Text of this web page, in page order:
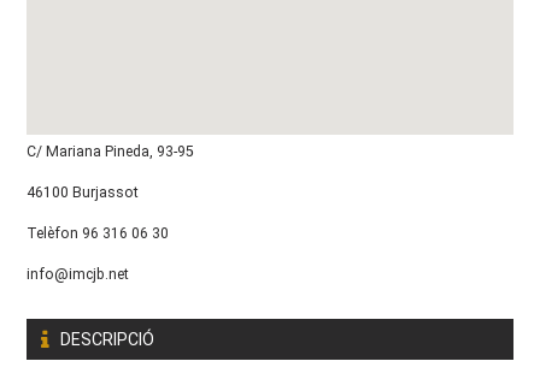
C/ Mariana Pineda, 93-95
46100 Burjassot
Telèfon 96 316 06 30
info@imcjb.net
DESCRIPCIÓ